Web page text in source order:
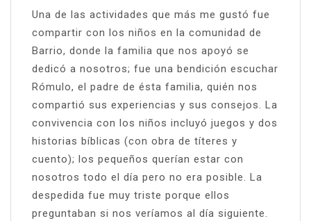
Una de las actividades que más me gustó fue
compartir con los niños en la comunidad de
Barrio, donde la familia que nos apoyó se
dedicó a nosotros; fue una bendición escuchar
Rómulo, el padre de ésta familia, quién nos
compartió sus experiencias y sus consejos. La
convivencia con los niños incluyó juegos y dos
historias bíblicas (con obra de títeres y
cuento); los pequeños querían estar con
nosotros todo el día pero no era posible. La
despedida fue muy triste porque ellos
preguntaban si nos veríamos al día siguiente.